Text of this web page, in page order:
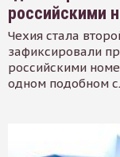
российскими
Чехия стала
зафиксировали
российскими
одном подобном